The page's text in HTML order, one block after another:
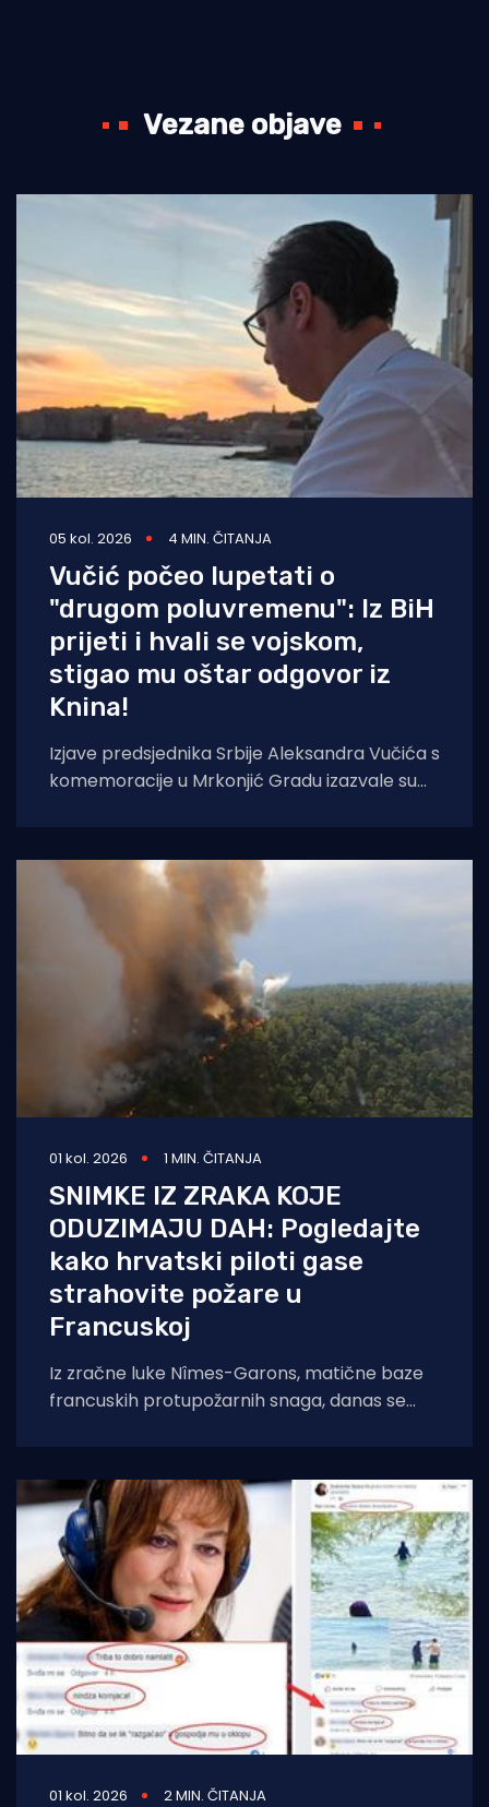
Vezane objave
05 kol. 2026 4 MIN. ČITANJA
Vučić počeo lupetati o
"drugom poluvremenu": Iz BiH
prijeti i hvali se vojskom,
stigao mu oštar odgovor iz
Knina!
Izjave predsjednika Srbije Aleksandra Vučića s
komemoracije u Mrkonjić Gradu izazvale su
01 kol. 2026 1 MIN. ČITANJA
SNIMKE IZ ZRAKA KOJE
ODUZIMAJU DAH: Pogledajte
kako hrvatski piloti gase
strahovite požare u
Francuskoj
Iz zračne luke Nîmes-Garons, matične baze
francuskih protupožarnih snaga, danas se
01 kol. 2026 2 MIN. ČITANJA